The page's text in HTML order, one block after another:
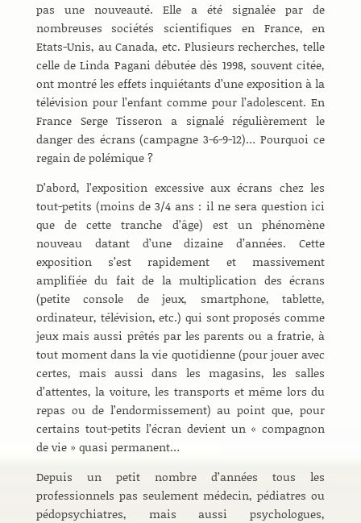
pas une nouveauté. Elle a été signalée par de
nombreuses sociétés scientifiques en France, en
Etats-Unis, au Canada, etc. Plusieurs recherches, telle
celle de Linda Pagani débutée dès 1998, souvent citée,
ont montré les effets inquiétants d’une exposition à la
télévision pour l’enfant comme pour l’adolescent. En
France Serge Tisseron a signalé régulièrement le
danger des écrans (campagne 3-6-9-12)… Pourquoi ce
regain de polémique ?
D’abord, l’exposition excessive aux écrans chez les
tout-petits (moins de 3/4 ans : il ne sera question ici
que de cette tranche d’âge) est un phénomène
nouveau datant d’une dizaine d’années. Cette
exposition s’est rapidement et massivement
amplifiée du fait de la multiplication des écrans
(petite console de jeux, smartphone, tablette,
ordinateur, télévision, etc.) qui sont proposés comme
jeux mais aussi prêtés par les parents ou a fratrie, à
tout moment dans la vie quotidienne (pour jouer avec
certes, mais aussi dans les magasins, les salles
d’attentes, la voiture, les transports et même lors du
repas ou de l’endormissement) au point que, pour
certains tout-petits l’écran devient un « compagnon
de vie » quasi permanent…
Depuis un petit nombre d’années tous les
professionnels pas seulement médecin, pédiatres ou
pédopsychiatres, mais aussi psychologues,